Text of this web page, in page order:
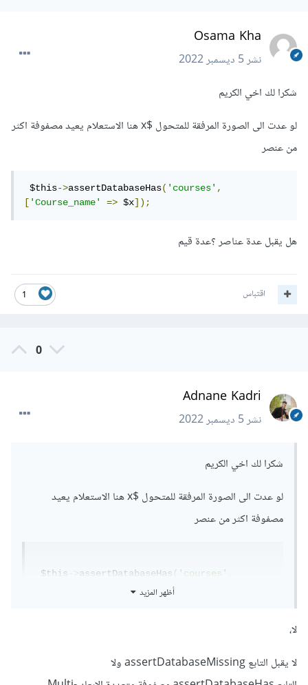
Osama Kha
نشر5 ديسمبر 2022
شكرا لك اخي الكريم
لو عدت الى الصورة المرفقة للمتحول $x هنا الاستعلام يعيد مصفوفة اكثر
من عنصر
$this->assertDatabaseHas('courses',
['Course_name' => $x]);
هل يقبل عدة عناصر ؟عدة قيم
1 اقتباس
0
Adnane Kadri
نشر5 ديسمبر 2022
شكرا لك اخي الكريم
لو عدت الى الصورة المرفقة للمتحول $x هنا الاستعلام يعيد
مصفوفة اكثر من عنصر
$this->assertDatabaseHas('courses'
=> $x ]);
أظهر المزيد
لا،
لا يقبل التابع assertDatabaseMissing ولا